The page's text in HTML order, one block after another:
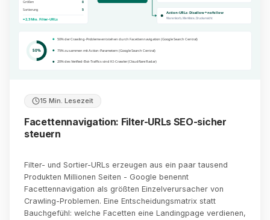
Größen 8
Sortierung 5
= 2,3 Mio. Filter-URLs
Action-URLs: Disallow + nofollow
Warenkorb, Merkliste, Druckansicht
50%
50% der Crawling-Probleme entstehen durch Facettennavigation (Google Search Central)
75% zusammen mit Action-Parametern (Google Search Central)
20% des Verified-Bot-Traffics sind KI-Crawler (Cloudflare Radar)
15 Min. Lesezeit
Facettennavigation: Filter-URLs SEO-sicher
steuern
Filter- und Sortier-URLs erzeugen aus ein paar tausend
Produkten Millionen Seiten - Google benennt
Facettennavigation als größten Einzelverursacher von
Crawling-Problemen. Eine Entscheidungsmatrix statt
Bauchgefühl: welche Facetten eine Landingpage verdienen,